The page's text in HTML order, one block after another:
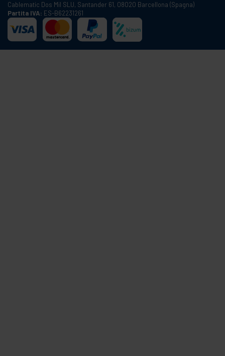
Cablematic Dos Mil SLU, Santander 61, 08020 Barcellona (Spagna)
Partita IVA: ES-B62231261